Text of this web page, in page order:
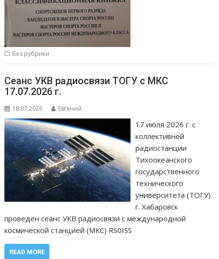
Без рубрики
Сеанс УКВ радиосвязи ТОГУ с МКС
17.07.2026 г.
18.07.2026 Евгений
17 июля 2026 г. с
коллективной
радиостанции
Тихоокеанского
государственного
технического
университета (ТОГУ)
г. Хабаровск
проведен сеанс УКВ радиосвязи с международной
космической станцией (МКС) RS0ISS
READ MORE